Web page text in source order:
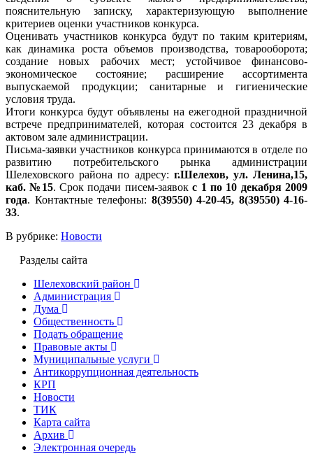
пояснительную записку, характеризующую выполнение
критериев оценки участников конкурса.
Оценивать участников конкурса будут по таким критериям,
как динамика роста объемов производства, товарооборота;
создание новых рабочих мест; устойчивое финансово-
экономическое состояние; расширение ассортимента
выпускаемой продукции; санитарные и гигиенические
условия труда.
Итоги конкурса будут объявлены на ежегодной праздничной
встрече предпринимателей, которая состоится 23 декабря в
актовом зале администрации.
Письма-заявки участников конкурса принимаются в отделе по
развитию потребительского рынка администрации
Шелеховского района по адресу: г.Шелехов, ул. Ленина,15,
каб. №15. Срок подачи писем-заявокс 1 по 10 декабря 2009
года. Контактные телефоны: 8(39550) 4-20-45, 8(39550) 4-16-
33.
В рубрике: Новости
Разделы сайта
Шелеховский район
Администрация
Дума
Общественность
Подать обращение
Правовые акты
Муниципальные услуги
Антикоррупционная деятельность
КРП
Новости
ТИК
Карта сайта
Архив
Электронная очередь